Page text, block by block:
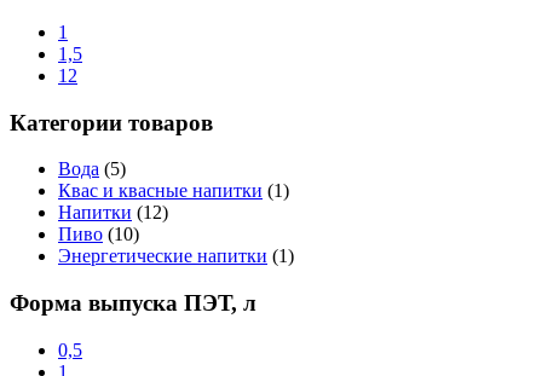
1
1,5
12
Категории товаров
Вода (5)
Квас и квасные напитки (1)
Напитки (12)
Пиво (10)
Энергетические напитки (1)
Форма выпуска ПЭТ, л
0,5
1